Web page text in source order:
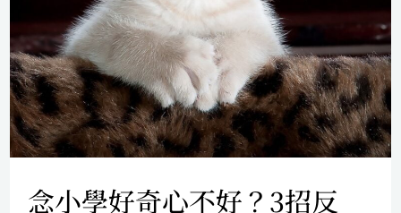
念小學好奇心不好？3招反
3
招
反
驳！